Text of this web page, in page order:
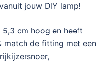
jouw DIY lamp!
cm hoog en heeft
match de fitting met een